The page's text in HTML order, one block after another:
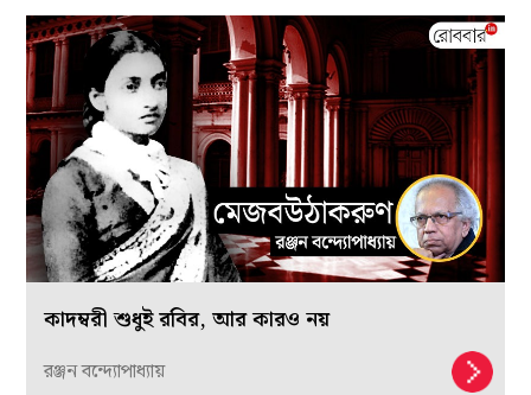
কাদম্বরী শুধুই রবির, আর কারও নয়
রঞ্জন বন্দ্যোপাধ্যায়